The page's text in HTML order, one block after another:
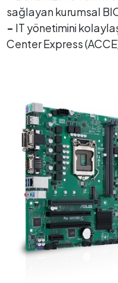
sağlayan kurumsal
- IT yönetimini
Center Express